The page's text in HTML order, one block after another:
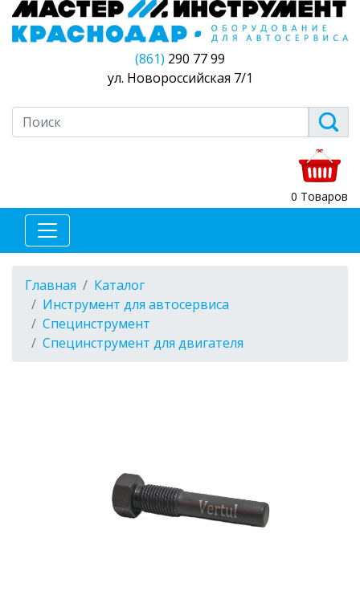
(861) 290 77 99
ул. Новороссийская 7/1
0 Товаров
Главная
Каталог
Инструмент для автосервиса
Специнструмент
Специнструмент для двигателя